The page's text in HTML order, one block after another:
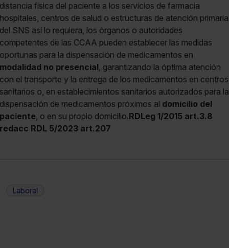
distancia física del paciente a los servicios de farmacia
hospitales, centros de salud o estructuras de atención primaria
del SNS así lo requiera, los órganos o autoridades
competentes de las CCAA pueden establecer las medidas
oportunas para la dispensación de medicamentos en
modalidad no presencial, garantizando la óptima atención
con el transporte y la entrega de los medicamentos en centros
sanitarios o, en establecimientos sanitarios autorizados para la
dispensación de medicamentos próximos al domicilio del
paciente, o en su propio domicilio.RDLeg 1/2015 art.3.8
redacc RDL 5/2023 art.207
Laboral